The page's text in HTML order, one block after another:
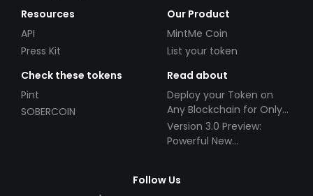
Resources
API
Press Kit
Our Product
MintMe Coin
List your token
Check these tokens
Pint
SOBERCOIN
Read about
Deploy your Token on
Any Blockchain for Only
$49!
Version 3.0 Preview:
Powerful New
Follow Us